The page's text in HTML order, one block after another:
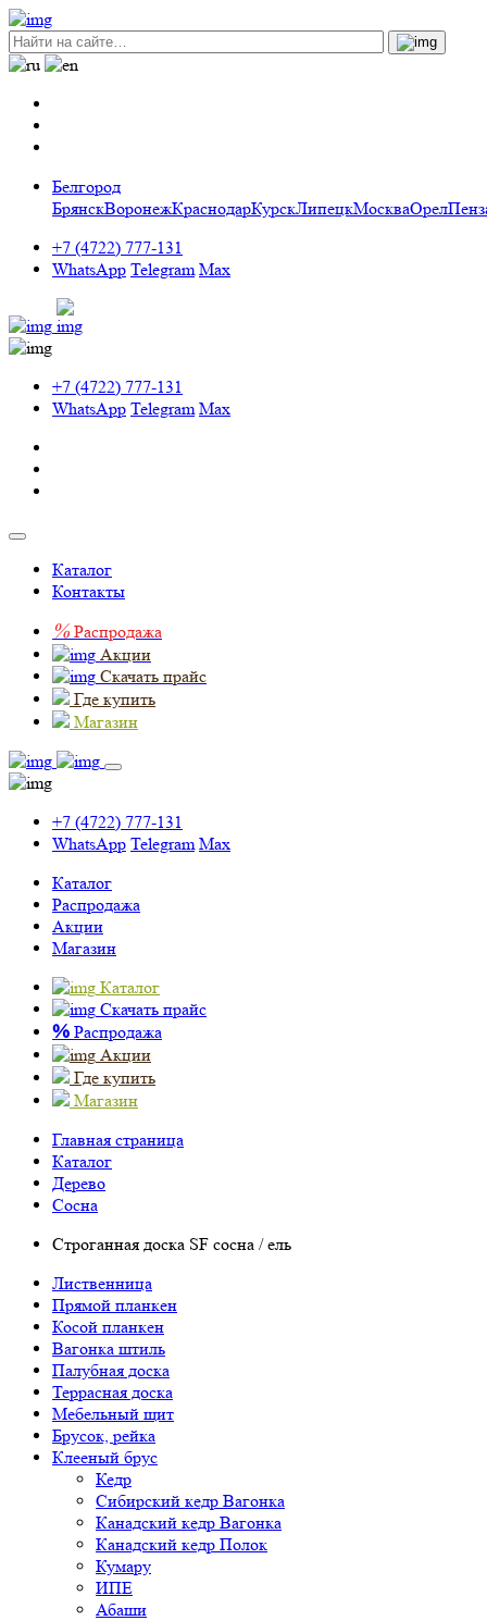
Белгород
БрянскВоронежКраснодарКурскЛипецкМоскваОрел
+7 (4722) 777-131
WhatsApp Telegram Max
+7 (4722) 777-131
WhatsApp Telegram Max
Каталог
Контакты
% Распродажа
Акции
Скачать прайс
Где купить
Магазин
+7 (4722) 777-131
WhatsApp Telegram Max
Каталог
Распродажа
Акции
Магазин
Каталог
Скачать прайс
% Распродажа
Акции
Где купить
Магазин
Главная страница
Каталог
Дерево
Сосна
Строганная доска SF сосна / ель
Лиственница
Прямой планкен
Косой планкен
Вагонка штиль
Палубная доска
Террасная доска
Мебельный щит
Брусок, рейка
Клееный брус
Кедр
Сибирский кедр Вагонка
Канадский кедр Вагонка
Канадский кедр Полок
Кумару
ИПЕ
Абаши